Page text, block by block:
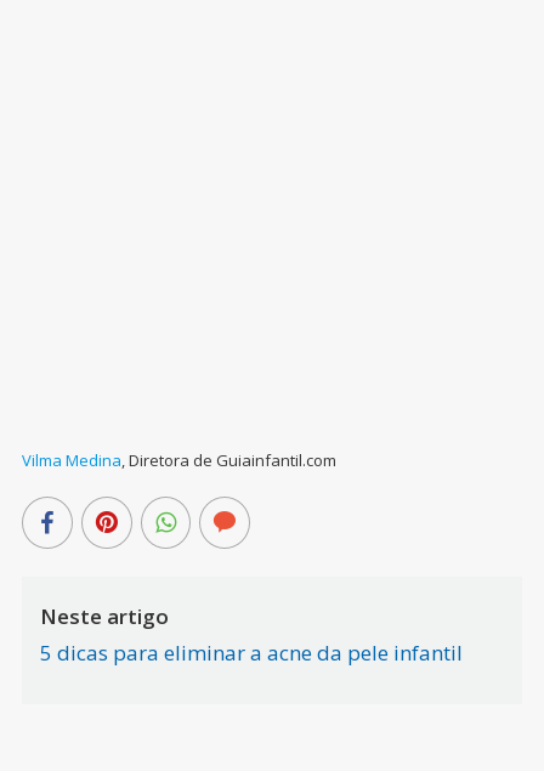
Vilma Medina,Diretora de Guiainfantil.com
Neste artigo
5 dicas para eliminar a acne da pele infantil